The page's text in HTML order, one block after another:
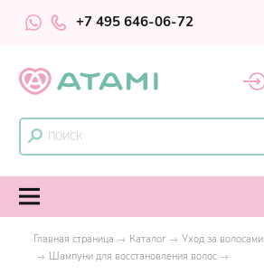
+7 495 646-06-72
Главная страница Каталог Уход за волосами
Шампуни для восстановления волос